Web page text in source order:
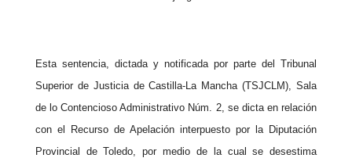
Esta sentencia, dictada y notificada por parte del Tribunal
Superior de Justicia de Castilla-La Mancha (TSJCLM), Sala
de lo Contencioso Administrativo Núm. 2, se dicta en relación
con el Recurso de Apelación interpuesto por la Diputación
Provincial de Toledo, por medio de la cual se desestima